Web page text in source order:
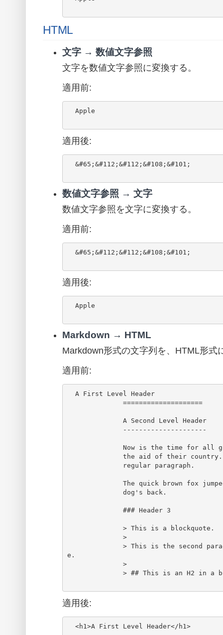
HTML
文字 → 数値文字参照
文字を数値文字参照に変換する。
適用前:
  Apple
適用後:
  &#65;&#112;&#112;&#108;&#101;
数値文字参照 → 文字
数値文字参照を文字に変換する。
適用前:
  &#65;&#112;&#112;&#108;&#101;
適用後:
  Apple
Markdown → HTML
Markdown形式の文字列を、HTML形式
適用前:
  A First Level Header
              ====================
              A Second Level Header
              Now is the time for all good men to come to
              the aid of their country. This is just a
              The quick brown fox jumped over the lazy
              dog's back.
              ### Header 3
              > This is a blockquote.
              >
              > This is the second paragraph in the blockquot
e.
              >
              > ## This is an H2 in a blockquote
適用後:
  <h1>A First Level Header</h1>